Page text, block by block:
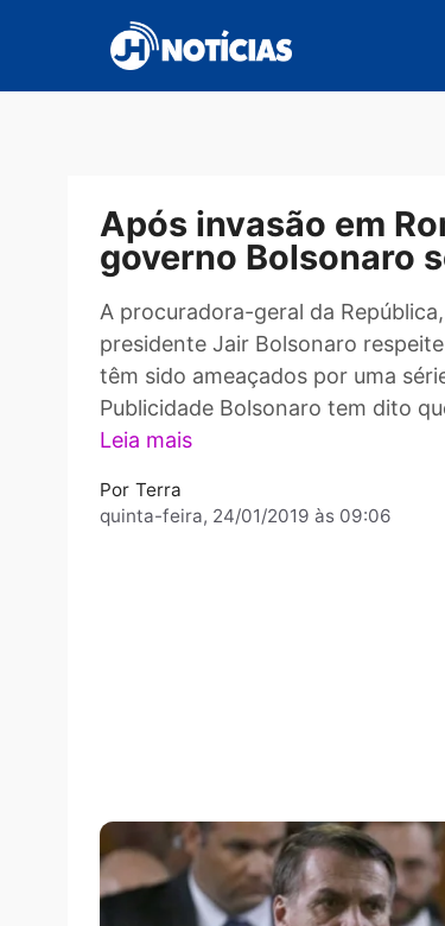
conteúdo
Após invasão em
governo
A procuradora-geral da
presidente Jair Bolsonaro
têm sido ameaçados por
Publicidade Bolsonaro tem
Leia mais